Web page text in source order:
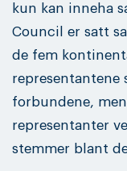
kun kan inneha
Council er satt
de fem
representantene
forbundene,
representanter
stemmer blant